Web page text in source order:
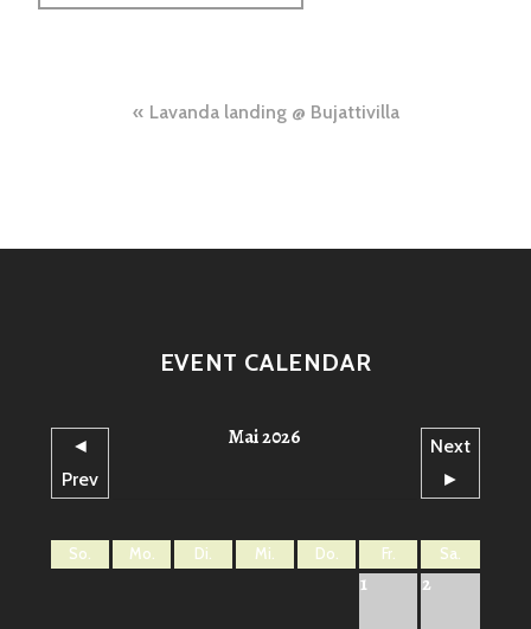
Beitragsnavigation
Lavanda landing @ Bujattivilla
EVENT CALENDAR
◄
Prev
Mai 2026
Next
►
So. Mo. Di. Mi. Do. Fr. Sa.
1 2